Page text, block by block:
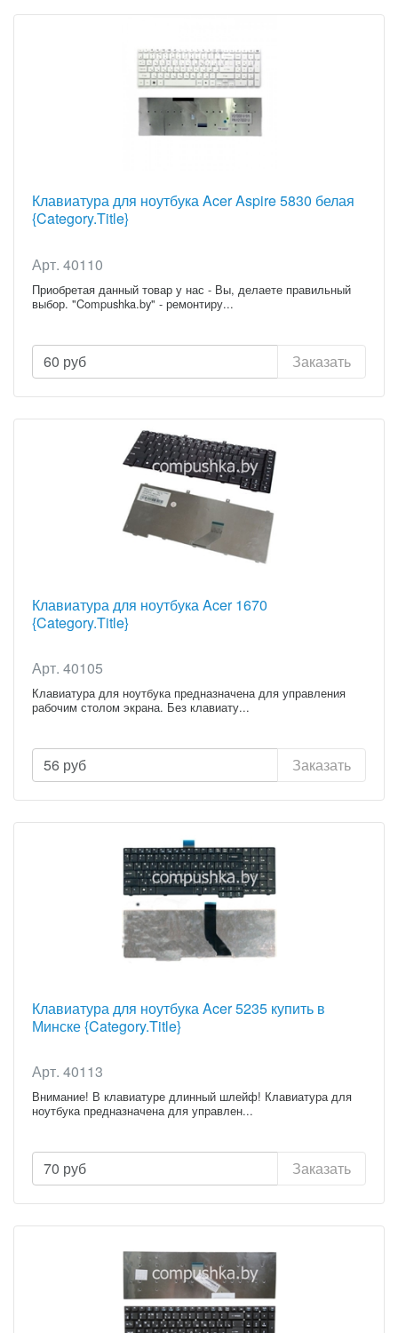
Клавиатура для ноутбука Acer Aspire 5830 белая
{Category.Title}
Арт. 40110
Приобретая данный товар у нас - Вы, делаете правильный
выбор. "Compushka.by" - ремонтиру...
60 руб Заказать
Клавиатура для ноутбука Acer 1670
{Category.Title}
Арт. 40105
Клавиатура для ноутбука предназначена для управления
рабочим столом экрана. Без клавиату...
56 руб Заказать
Клавиатура для ноутбука Acer 5235 купить в
Минске {Category.Title}
Арт. 40113
Внимание! В клавиатуре длинный шлейф! Клавиатура для
ноутбука предназначена для управлен...
70 руб Заказать